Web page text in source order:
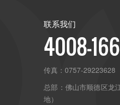
联系我们
4008-
传真：0757-29223628
总部： 佛山市顺德区龙
地）